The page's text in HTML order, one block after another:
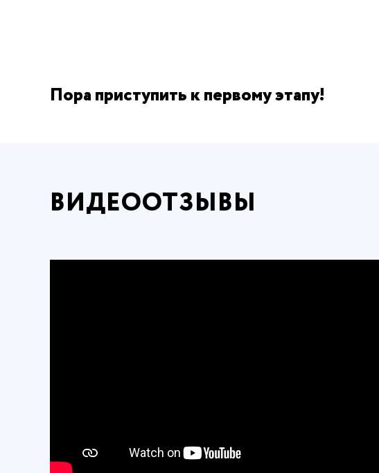
Пора приступить к первому этапу!
ВИДЕООТЗЫВЫ